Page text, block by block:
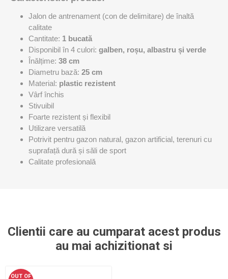
Jalon de antrenament (con de delimitare) de înaltă
calitate
Cantitate: 1 bucată
Disponibil în 4 culori: galben, roșu, albastru și verde
Înălțime: 38 cm
Diametru bază: 25 cm
Material: plastic rezistent
Vârf închis
Stivuibil
Foarte rezistent și flexibil
Utilizare versatilă
Potrivit pentru gazon natural, gazon artificial, terenuri cu
suprafață dură și săli de sport
Calitate profesională
Clientii care au cumparat acest produs
au mai achizitionat si
OUT OF